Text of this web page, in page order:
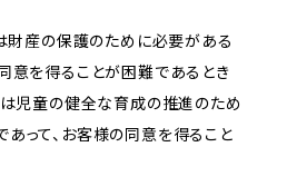
財産の保護のために必要がある
意を得ることが困難であるとき
は児童の健全な育成の推進のため
って、お客様の同意を得ること